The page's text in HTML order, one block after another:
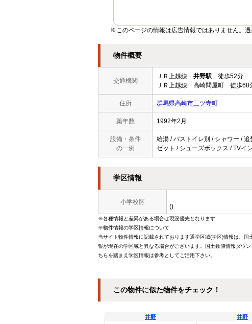
※このページの情報は広告情報ではありません。
物件概要
交通機関
ＪＲ上越線 井野駅 徒歩52分
ＪＲ上越線 高崎問屋町 徒歩68
住所 群馬県高崎市三ツ寺町
築年数 1992年2月
設備・条件
の一例
給湯 / バストイレ別 / シャワー /
ゼット / シューズボックス / TVイ
学区情報
小学校区
()
※各種情報と差異がある場合は現況優先となります
※物件情報の学区情報について
当サイト物件情報に記載されております通学区域(学区)情報は、
報が現在の学区域と異なる場合がございます。国土数値情報ダウ
ちらを踏まえ学区情報は参考としてご活用下さい。
この物件に似た物件をチェック！
井野 井野